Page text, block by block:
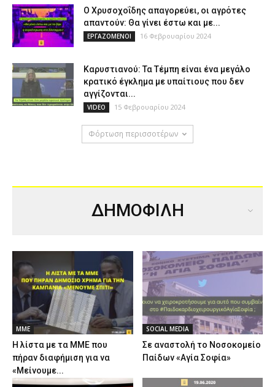
Ο Χρυσοχοΐδης απαγορεύει, οι αγρότες
απαντούν: Θα γίνει έστω και με...
ΕΡΓΑΖΟΜΕΝΟΙ 16 Φεβρουαρίου 2024
Καρυστιανού: Τα Τέμπη είναι ένα μεγάλο
κρατικό έγκλημα με υπαίτιους που δεν
αγγίζονται...
VIDEO 15 Φεβρουαρίου 2024
Φόρτωση περισσοτέρων
ΔΗΜΟΦΙΛΗ
ΜΜΕ
Η λίστα με τα ΜΜΕ που
πήραν διαφήμιση για να
«Μείνουμε...
SOCIAL MEDIA
Σε αναστολή το Νοσοκομείο
Παίδων «Αγία Σοφία»